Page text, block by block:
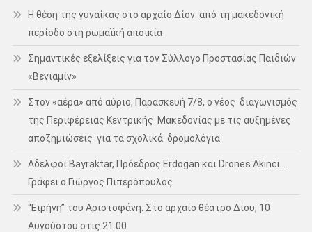
Η θέση της γυναίκας στο αρχαίο Δίον: από τη μακεδονική
περίοδο στη ρωμαϊκή αποικία
Σημαντικές εξελίξεις για τον Σύλλογο Προστασίας Παιδιών
«Βενιαμίν»
Στον «αέρα» από αύριο, Παρασκευή 7/8, ο νέος διαγωνισμός
της Περιφέρειας Κεντρικής Μακεδονίας με τις αυξημένες
αποζημιώσεις για τα σχολικά δρομολόγια
Αδελφοί Bayraktar, Πρόεδρος Erdogan και Drones Akinci…
Γράφει ο Γιώργος Πιπερόπουλος
“Ειρήνη” του Αριστοφάνη: Στο αρχαίο θέατρο Δίου, 10
Αυγούστου στις 21.00